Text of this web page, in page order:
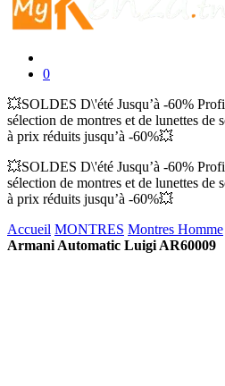
0
💥SOLDES D\'été Jusqu’à -60%
sélection de montres et de lunettes de
à prix réduits jusqu’à -60%💥
💥SOLDES D\'été Jusqu’à -60%
sélection de montres et de lunettes de
à prix réduits jusqu’à -60%💥
Accueil MONTRES Montres Homme
Armani Automatic Luigi AR60009